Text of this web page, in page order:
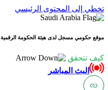
تخطي إلى المحتوى الرئيسي
موقع حكومي مسجل لدى هيئة الحكومة الرقمية
كيف تتحقق
البث المباشر